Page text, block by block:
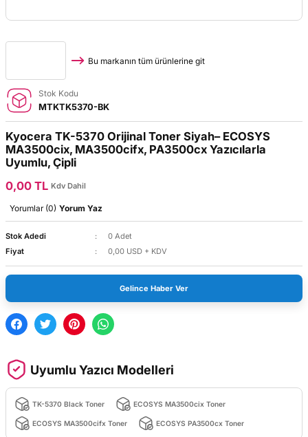
Bu markanın tüm ürünlerine git
Stok Kodu
MTKTK5370-BK
Kyocera TK-5370 Orijinal Toner Siyah– ECOSYS
MA3500cix, MA3500cifx, PA3500cx Yazıcılarla
Uyumlu, Çipli
0,00 TL Kdv Dahil
Yorumlar (0) Yorum Yaz
Stok Adedi
0 Adet
Fiyat
0,00 USD + KDV
Gelince Haber Ver
Uyumlu Yazıcı Modelleri
TK-5370 Black Toner ECOSYS MA3500cix Toner
ECOSYS MA3500cifx Toner ECOSYS PA3500cx Toner